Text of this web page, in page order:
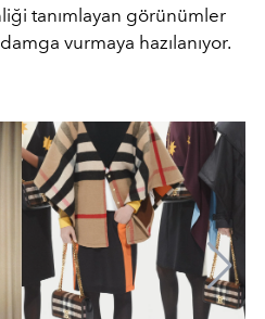
tanımlayan görünümler
vurmaya hazılanıyor.